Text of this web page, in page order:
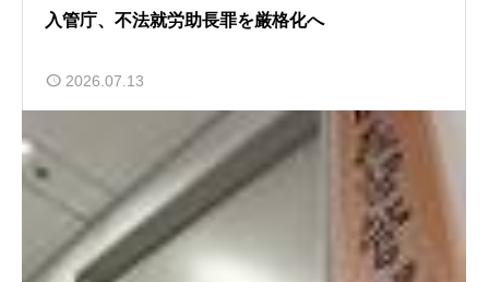
入管庁、不法就労助長罪を厳格化へ
2026.07.13